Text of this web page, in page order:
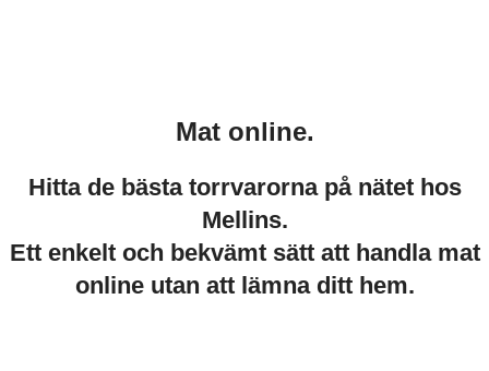
Mat online.
Hitta de bästa torrvarorna på nätet hos
Mellins.
Ett enkelt och bekvämt sätt att handla mat
online utan att lämna ditt hem.